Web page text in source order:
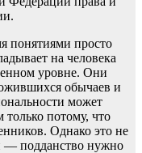
понятиями просто
на человека
уровне. Они
обычаев и
может
только потому, что
Однако это не
— подданство нужно